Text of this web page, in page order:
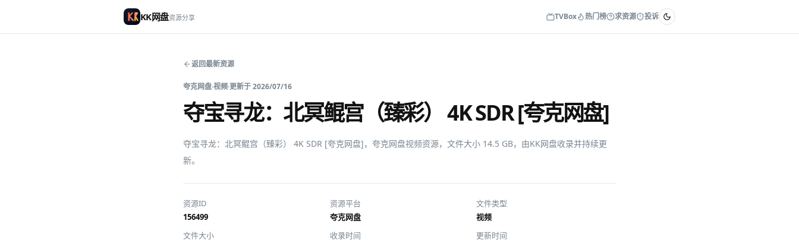
KK网盘资源分享 TVBox 热门榜 求资源 投诉
返回最新资源
夸克网盘·视频·更新于2026/07/16
夺宝寻龙：北冥鲲宫（臻彩） 4K SDR [夸克网盘]
夺宝寻龙：北冥鲲宫（臻彩） 4K SDR [夸克网盘]，夸克网盘视频资源，文件大小 14.5 GB，由KK网盘收录并持续更
新。
资源ID
156499
资源平台
夸克网盘
文件类型
视频
文件大小
收录时间
更新时间